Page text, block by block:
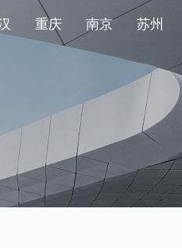
重庆 南京 苏州